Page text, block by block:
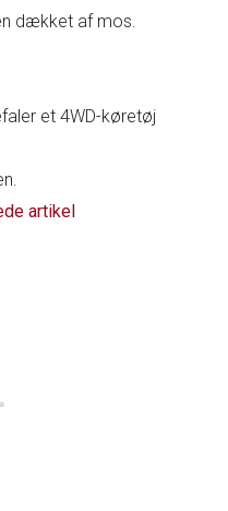
dækket af mos.
et 4WD-køretøj
artikel